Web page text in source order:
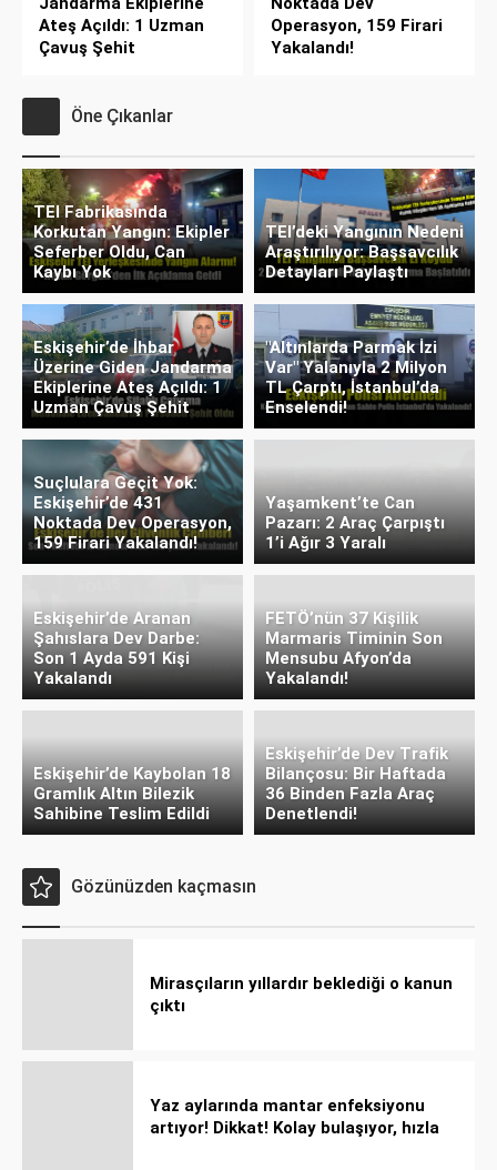
Ateş Açıldı: 1 Uzman
Çavuş Şehit
Operasyon, 159 Firari
Yakalandı!
Öne Çıkanlar
TEI Fabrikasında
Korkutan Yangın: Ekipler
Seferber Oldu, Can
Kaybı Yok
TEI’deki Yangının Nedeni
Araştırılıyor: Başsavcılık
Detayları Paylaştı
Eskişehir’de İhbar
Üzerine Giden Jandarma
Ekiplerine Ateş Açıldı: 1
Uzman Çavuş Şehit
"Altınlarda Parmak İzi
Var" Yalanıyla 2 Milyon
TL Çarptı, İstanbul’da
Enselendi!
Suçlulara Geçit Yok:
Eskişehir’de 431
Noktada Dev Operasyon,
159 Firari Yakalandı!
Yaşamkent’te Can
Pazarı: 2 Araç Çarpıştı
1’i Ağır 3 Yaralı
Eskişehir’de Aranan
Şahıslara Dev Darbe:
Son 1 Ayda 591 Kişi
Yakalandı
FETÖ’nün 37 Kişilik
Marmaris Timinin Son
Mensubu Afyon’da
Yakalandı!
Eskişehir’de Kaybolan 18
Gramlık Altın Bilezik
Sahibine Teslim Edildi
Eskişehir’de Dev Trafik
Bilançosu: Bir Haftada
36 Binden Fazla Araç
Denetlendi!
Gözünüzden kaçmasın
Mirasçıların yıllardır beklediği o kanun
çıktı
Yaz aylarında mantar enfeksiyonu
artıyor! Dikkat! Kolay bulaşıyor, hızla